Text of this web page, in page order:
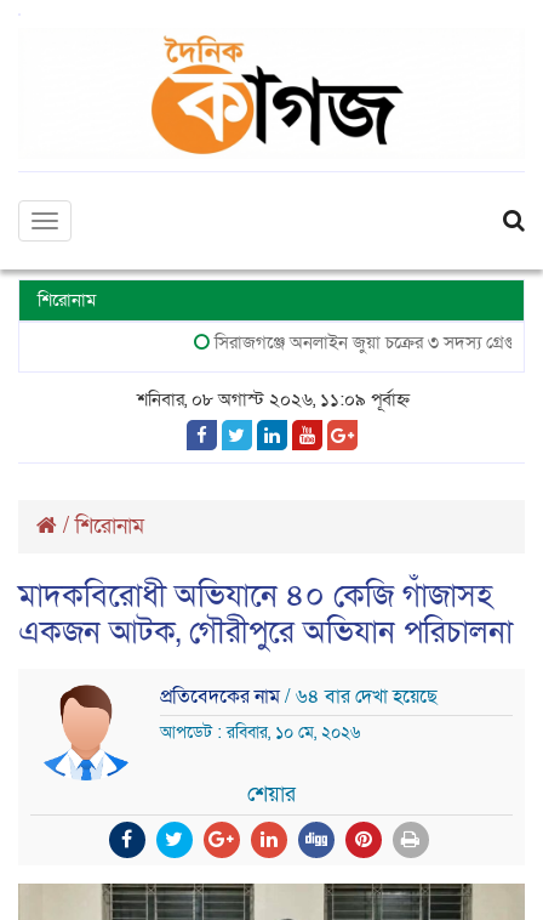
Toggle
শিরোনাম
সিরাজগঞ্জে অনলাইন জুয়া চক্রের ৩ সদস্য গ্রেপ্তার,
শনিবার, ০৮ অগাস্ট ২০২৬, ১১:০৯ পূর্বাহ্ন
/শিরোনাম
মাদকবিরোধী অভিযানে ৪০ কেজি গাঁজাসহ
একজন আটক, গৌরীপুরে অভিযান পরিচালনা
প্রতিবেদকের নাম/ ৬৪ বার দেখা হয়েছে
আপডেট : রবিবার, ১০ মে, ২০২৬
শেয়ার